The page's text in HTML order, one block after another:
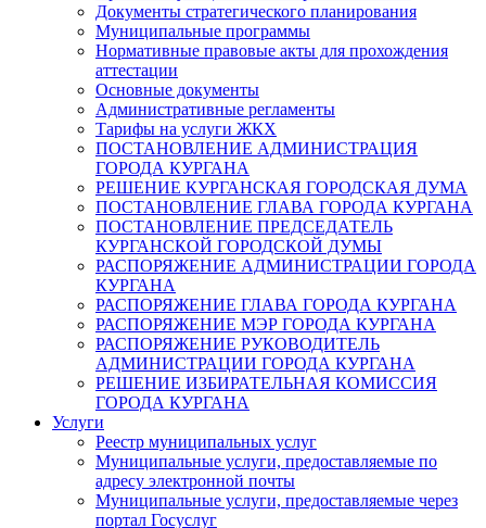
Документы стратегического планирования
Муниципальные программы
Нормативные правовые акты для прохождения
аттестации
Основные документы
Административные регламенты
Тарифы на услуги ЖКХ
ПОСТАНОВЛЕНИЕ АДМИНИСТРАЦИЯ
ГОРОДА КУРГАНА
РЕШЕНИЕ КУРГАНСКАЯ ГОРОДСКАЯ ДУМА
ПОСТАНОВЛЕНИЕ ГЛАВА ГОРОДА КУРГАНА
ПОСТАНОВЛЕНИЕ ПРЕДСЕДАТЕЛЬ
КУРГАНСКОЙ ГОРОДСКОЙ ДУМЫ
РАСПОРЯЖЕНИЕ АДМИНИСТРАЦИИ ГОРОДА
КУРГАНА
РАСПОРЯЖЕНИЕ ГЛАВА ГОРОДА КУРГАНА
РАСПОРЯЖЕНИЕ МЭР ГОРОДА КУРГАНА
РАСПОРЯЖЕНИЕ РУКОВОДИТЕЛЬ
АДМИНИСТРАЦИИ ГОРОДА КУРГАНА
РЕШЕНИЕ ИЗБИРАТЕЛЬНАЯ КОМИССИЯ
ГОРОДА КУРГАНА
Услуги
Реестр муниципальных услуг
Муниципальные услуги, предоставляемые по
адресу электронной почты
Муниципальные услуги, предоставляемые через
портал Госуслуг